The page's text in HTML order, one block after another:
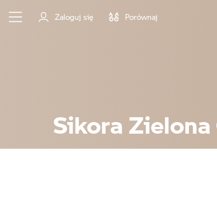
Przejdź do głównej treści
Zaloguj się Porównaj
Sikora